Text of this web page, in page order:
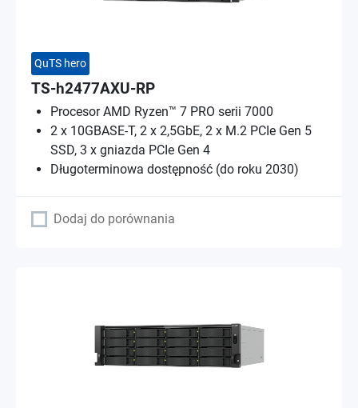
QuTS hero
TS-h2477AXU-RP
Procesor AMD Ryzen™ 7 PRO serii 7000
2 x 10GBASE-T, 2 x 2,5GbE, 2 x M.2 PCIe Gen 5
SSD, 3 x gniazda PCIe Gen 4
Długoterminowa dostępność (do roku 2030)
Dodaj do porównania